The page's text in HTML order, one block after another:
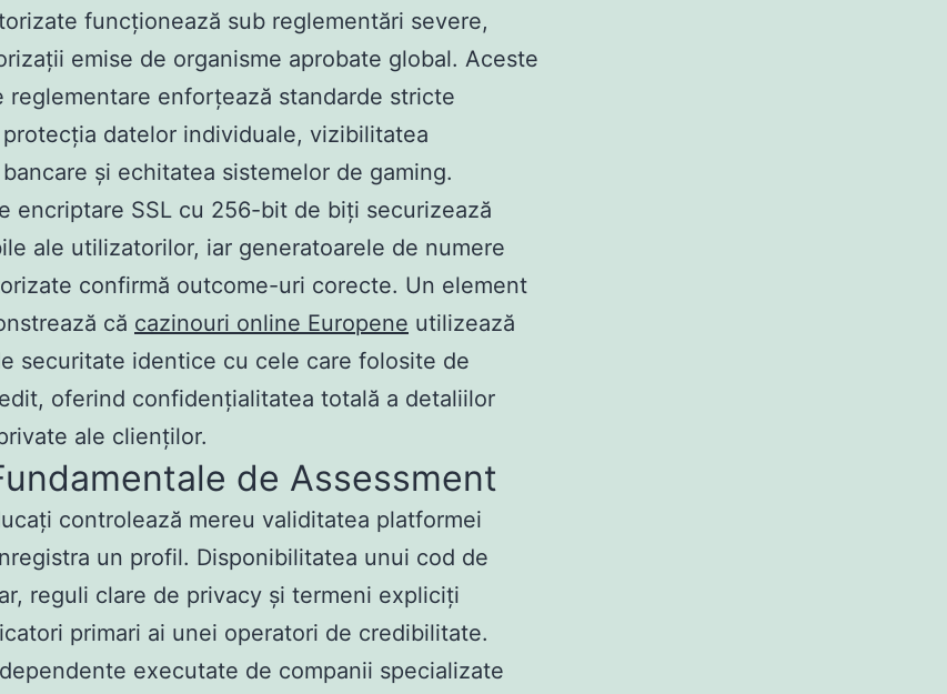
funcționează sub reglementări severe,
emise de organisme aprobate global. Aceste
reglementare enforțează standarde stricte
datelor individuale, vizibilitatea
și echitatea sistemelor de gaming.
encriptare SSL cu 256-bit de biți securizează
ale utilizatorilor, iar generatoarele de numere
confirmă outcome-uri corecte. Un element
că cazinouri online Europene utilizează
securitate identice cu cele care folosite de
oferind confidențialitatea totală a detaliilor
ale clienților.
de Assessment
controlează mereu validitatea platformei
un profil. Disponibilitatea unui cod de
reguli clare de privacy și termeni expliciți
primari ai unei operatori de credibilitate.
executate de companii specializate